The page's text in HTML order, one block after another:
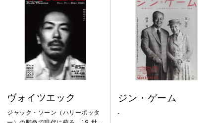
ヴォイツエック
ジャック・ソーン（ハリーポッタ
ジン・ゲーム
-